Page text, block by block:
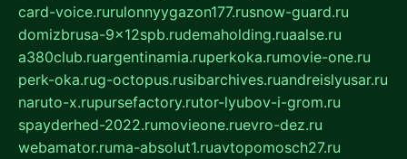
card-voice.rurulonnyygazon177.rusnow-guard.ru
domizbrusa-9x12spb.rudemaholding.ruaalse.ru
a380club.ruargentinamia.ruperkoka.rumovie-one.ru
perk-oka.rug-octopus.rusibarchives.ruandreislyusar.ru
naruto-x.rupursefactory.rutor-lyubov-i-grom.ru
spayderhed-2022.rumovieone.ruevro-dez.ru
webamator.ruma-absolut1.ruavtopomosch27.ru